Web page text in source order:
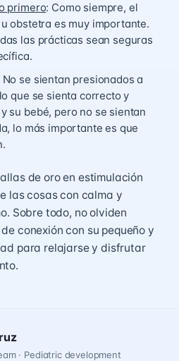
primero: Como siempre, el
obstetra es muy importante.
las prácticas sean seguras
No se sientan presionados a
que se sienta correcto y
su bebé, pero no se sientan
lo más importante es que
de oro en estimulación
las cosas con calma y
Sobre todo, no olviden
conexión con su pequeño y
para relajarse y disfrutar
· Pediatric development